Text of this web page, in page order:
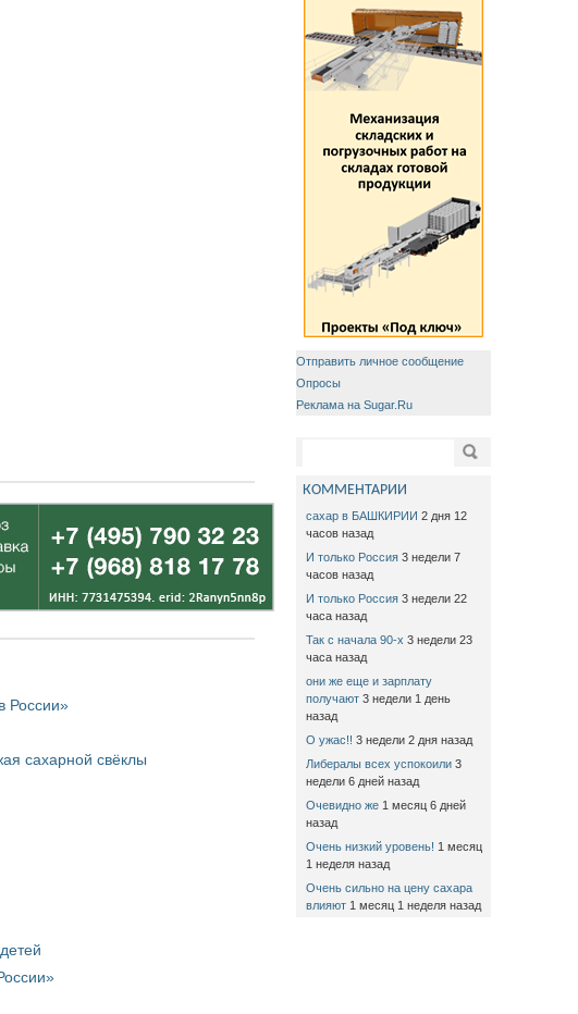
России»
сахарной свёклы
Отправить личное сообщение
Опросы
Реклама на Sugar.Ru
Поиск
КОММЕНТАРИИ
сахар в БАШКИРИИ 2 дня 12
часов назад
И только Россия 3 недели 7
часов назад
И только Россия 3 недели 22
часа назад
Так с начала 90-х 3 недели 23
часа назад
они же еще и зарплату
получают 3 недели 1 день
назад
О ужас!! 3 недели 2 дня назад
Либералы всех успокоили 3
недели 6 дней назад
Очевидно же 1 месяц 6 дней
назад
Очень низкий уровень! 1 месяц
1 неделя назад
Очень сильно на цену сахара
влияют 1 месяц 1 неделя назад